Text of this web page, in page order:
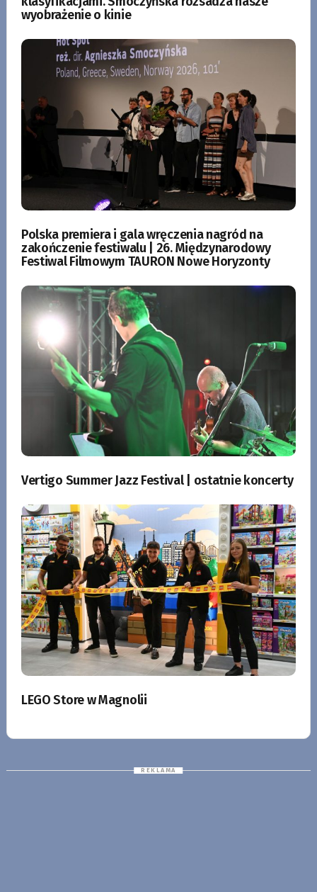
wyobrażenie o kinie
Polska premiera i gala wręczenia nagród na
zakończenie festiwalu | 26. Międzynarodowy
Festiwal Filmowym TAURON Nowe Horyzonty
Vertigo Summer Jazz Festival | ostatnie koncerty
LEGO Store w Magnolii